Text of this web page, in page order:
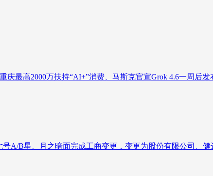
最高2000万扶持“AI+”消费、马斯克官宣Grok 4.6一周后发
A/B星、月之暗面完成工商变更，变更为股份有限公司、